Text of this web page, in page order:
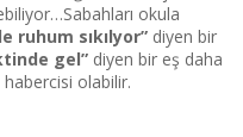
okula
ruhum sıkılyor” diyen bir
gel” diyen bir eş daha
olabilir.